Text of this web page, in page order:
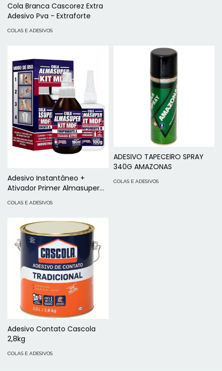
Cola Branca Cascorez Extra
Adesivo Pva - Extraforte
COLAS E ADESIVOS
Adesivo Instantâneo +
Ativador Primer Almasuper
COLAS E ADESIVOS
ADESIVO TAPECEIRO SPRAY
340G AMAZONAS
COLAS E ADESIVOS
Adesivo Contato Cascola
2,8kg
COLAS E ADESIVOS